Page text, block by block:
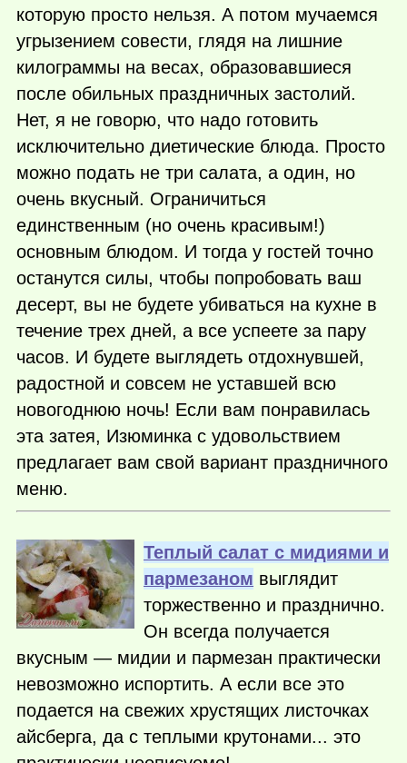
которую просто нельзя. А потом мучаемся
угрызением совести, глядя на лишние
килограммы на весах, образовавшиеся
после обильных праздничных застолий.
Нет, я не говорю, что надо готовить
исключительно диетические блюда. Просто
можно подать не три салата, а один, но
очень вкусный. Ограничиться
единственным (но очень красивым!)
основным блюдом. И тогда у гостей точно
останутся силы, чтобы попробовать ваш
десерт, вы не будете убиваться на кухне в
течение трех дней, а все успеете за пару
часов. И будете выглядеть отдохнувшей,
радостной и совсем не уставшей всю
новогоднюю ночь! Если вам понравилась
эта затея, Изюминка с удовольствием
предлагает вам свой вариант праздничного
меню.
Теплый салат с мидиями и
пармезаном выглядит
торжественно и празднично.
Он всегда получается
вкусным — мидии и пармезан практически
невозможно испортить. А если все это
подается на свежих хрустящих листочках
айсберга, да с теплыми крутонами... это